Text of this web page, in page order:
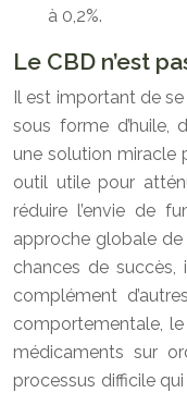
à 0,2%.
Le CBD n’est
Il est important de
sous forme d’huile,
une solution miracle
outil utile pour
réduire l’envie de
approche globale de
chances de succès,
complément
comportementale,
médicaments sur
processus difficile